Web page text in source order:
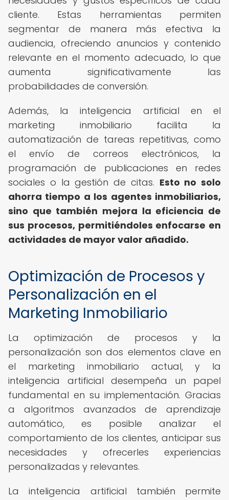
cliente. Estas herramientas permiten
segmentar de manera más efectiva la
audiencia, ofreciendo anuncios y contenido
relevante en el momento adecuado, lo que
aumenta significativamente las
probabilidades de conversión.
Además, la inteligencia artificial en el
marketing inmobiliario facilita la
automatización de tareas repetitivas, como
el envío de correos electrónicos, la
programación de publicaciones en redes
sociales o la gestión de citas. Esto no solo
ahorra tiempo a los agentes inmobiliarios,
sino que también mejora la eficiencia de
sus procesos, permitiéndoles enfocarse en
actividades de mayor valor añadido.
Optimización de Procesos y
Personalización en el
Marketing Inmobiliario
La optimización de procesos y la
personalización son dos elementos clave en
el marketing inmobiliario actual, y la
inteligencia artificial desempeña un papel
fundamental en su implementación. Gracias
a algoritmos avanzados de aprendizaje
automático, es posible analizar el
comportamiento de los clientes, anticipar sus
necesidades y ofrecerles experiencias
personalizadas y relevantes.
La inteligencia artificial también permite